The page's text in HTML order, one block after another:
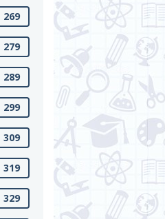
269
279
289
299
309
319
329